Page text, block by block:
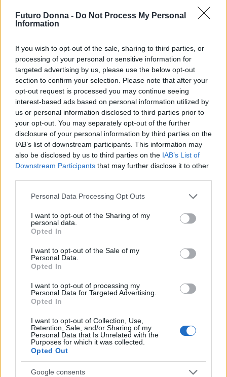
Futuro Donna - Do Not Process My Personal
Information
If you wish to opt-out of the sale, sharing to third parties, or
processing of your personal or sensitive information for
targeted advertising by us, please use the below opt-out
section to confirm your selection. Please note that after your
opt-out request is processed you may continue seeing
interest-based ads based on personal information utilized by
us or personal information disclosed to third parties prior to
your opt-out. You may separately opt-out of the further
disclosure of your personal information by third parties on the
IAB’s list of downstream participants. This information may
also be disclosed by us to third parties on the IAB’s List of
Downstream Participants that may further disclose it to other
Please note that this website/app uses one or more Google
not limited to your visit or usage behaviour. You may click to
grant or deny consent to Google and its third-party tags to
use your data for below specified purposes in below Google
consent section.
Personal Data Processing Opt Outs
I want to opt-out of the Sharing of my
personal data.
Opted In
I want to opt-out of the Sale of my
Personal Data.
Opted In
I want to opt-out of processing my
Personal Data for Targeted Advertising.
Opted In
I want to opt-out of Collection, Use,
Retention, Sale, and/or Sharing of my
Personal Data that Is Unrelated with the
Purposes for which it was collected.
Opted Out
Google consents
teenager riflettono una continua evoluzione delle
dinamiche sociali, culturali e tecnologiche. Con
piattaforme come TikTok e Instagram al centro
della scena, le adolescenti non solo consumano
contenuti, ma partecipano attivamente alla loro
creazione, affrontando temi rilevanti come labody
positivity e la sostenibilità. In questo contesto, il
ruolo degli influencer è più importante che mai,
poiché le ragazze cercano modelli di riferimento
AUTORE